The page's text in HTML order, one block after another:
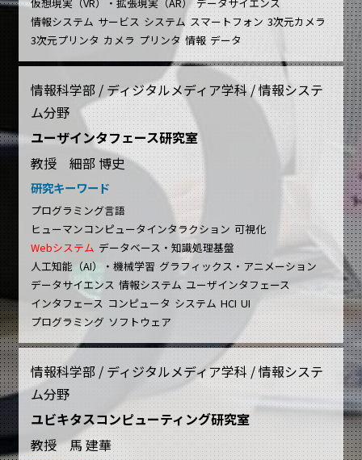
情報システム サービス システム スマートフォン 3次元カメラ
3次元プリンタ カメラ プリンタ 情報 データ
情報科学部 / ディジタルメディア学科 / 情報システ
ム分野
ユーザインタフェース研究室
教授 細部 博史
研究キーワード
プログラミング言語
ヒューマンコンピュータインタラクション 可視化
Webシステム データベース・知識処理基盤
人工知能（AI）・機械学習 グラフィックス・アニメーション
データサイエンス 情報システム ユーザインタフェース
インタフェース コンピュータ システム HCI UI
プログラミング ソフトウェア
情報科学部 / ディジタルメディア学科 / 情報システ
ム分野
ユビキタスコンピューティング研究室
教授 馬 建華